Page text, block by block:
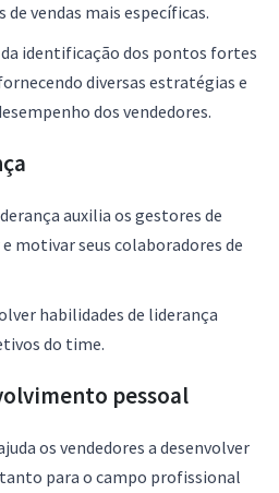
vendas mais específicas.
identificação dos pontos fortes
diversas estratégias e
dos vendedores.
auxilia os gestores de
motivar seus colaboradores de
habilidades de liderança
do time.
pessoal
os vendedores a desenvolver
para o campo profissional